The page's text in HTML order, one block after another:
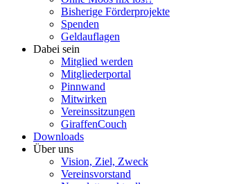
Bisherige Förderprojekte
Spenden
Geldauflagen
Dabei sein
Mitglied werden
Mitgliederportal
Pinnwand
Mitwirken
Vereinssitzungen
GiraffenCouch
Downloads
Über uns
Vision, Ziel, Zweck
Vereinsvorstand